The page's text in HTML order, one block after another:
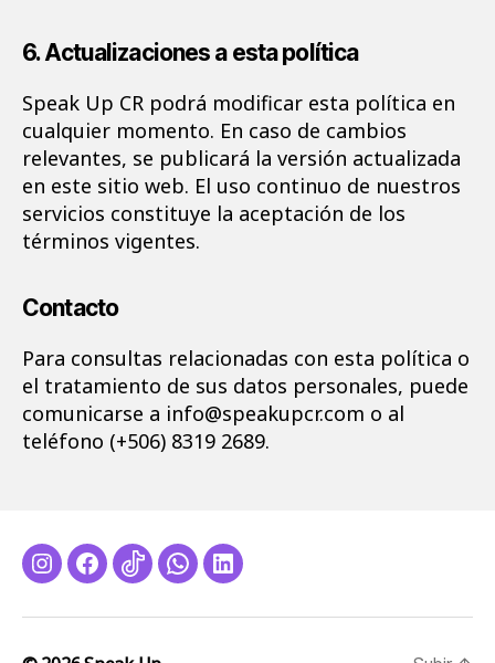
6. Actualizaciones a esta política
Speak Up CR podrá modificar esta política en
cualquier momento. En caso de cambios
relevantes, se publicará la versión actualizada
en este sitio web. El uso continuo de nuestros
servicios constituye la aceptación de los
términos vigentes.
Contacto
Para consultas relacionadas con esta política o
el tratamiento de sus datos personales, puede
comunicarse a info@speakupcr.com o al
teléfono (+506) 8319 2689.
InstagramFacebook
TiktokWhatsappLinkedIn